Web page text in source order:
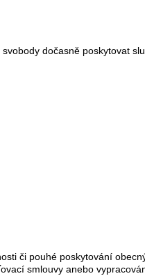
dočasně poskytovat
či pouhé poskytování
smlouvy anebo